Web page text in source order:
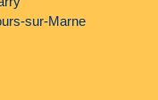
sur-Marne